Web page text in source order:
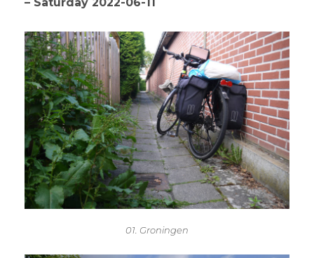
01. Groningen